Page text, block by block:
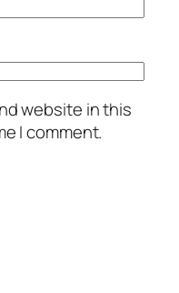
website in this
I comment.